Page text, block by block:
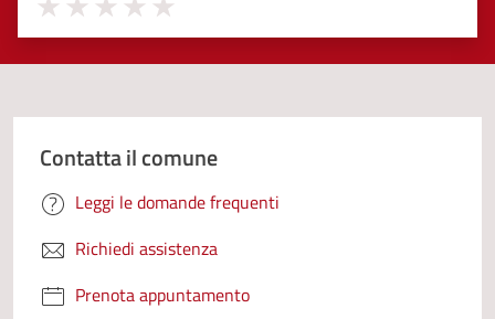
Valuta 5 stelle su 5
Valuta 4 stelle su 5
Valuta 3 stelle su 5
Valuta 2 stelle su 5
Valuta 1 stelle su 5
Contatta il comune
Leggi le domande frequenti
Richiedi assistenza
Prenota appuntamento